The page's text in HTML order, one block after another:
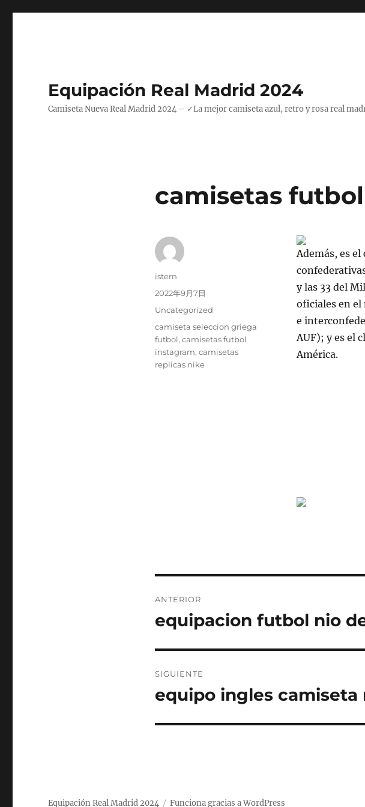
Equipación Real Madrid 2024
Camiseta Nueva Real Madrid 2024 – ✓La mejor camiseta azul, retro y rosa real
camisetas
Además, es
y las 33 del
oficiales en el
e
AUF); y es el
América.
Autor
istern
Publicado
2022年9月7日
Categorías
Uncategorized
Etiquetas
camiseta seleccion griega
futbol, camisetas futbol
instagram, camisetas
replicas nike
de
ANTERIOR
Entrada
equipacion futbol nio
SIGUIENTE
Entrada
equipo ingles camiseta
Equipación Real Madrid 2024 Funciona gracias a WordPress